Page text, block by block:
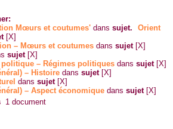
Mœurs et coutumes' danssujet.
Orient
[X]
– Mœurs et coutumes danssujet [X]
sujet [X]
politique – Régimes politiques danssujet [X]
– Histoire danssujet [X]
danssujet [X]
– Aspect économique danssujet [X]
1 document